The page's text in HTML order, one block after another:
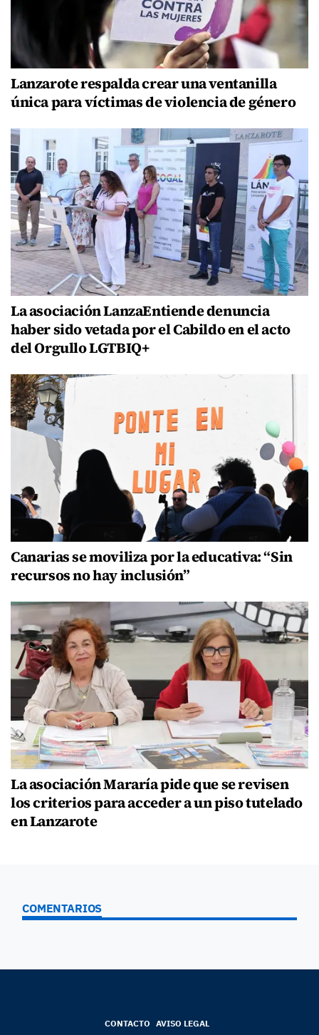
Lanzarote respalda crear una ventanilla
única para víctimas de violencia de género
La asociación LanzaEntiende denuncia
haber sido vetada por el Cabildo en el acto
del Orgullo LGTBIQ+
Canarias se moviliza por la educativa: “Sin
recursos no hay inclusión”
La asociación Mararía pide que se revisen
los criterios para acceder a un piso tutelado
en Lanzarote
COMENTARIOS
CONTACTO AVISO LEGAL